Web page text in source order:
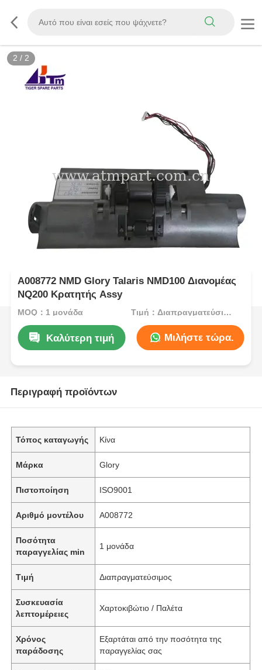
2 / 2
Α008772 NMD Glory Talaris NMD100 Διανομέας
NQ200 Κρατητής Assy
MOQ：1 μονάδα Τιμή：Διαπραγματεύσιμος
Καλύτερη τιμή Μιλήστε τώρα.
Περιγραφή προϊόντων
Τόπος καταγωγής Κίνα
Μάρκα Glory
Πιστοποίηση ISO9001
Αριθμό μοντέλου Α008772
Ποσότητα
παραγγελίας min
1 μονάδα
Τιμή Διαπραγματεύσιμος
Συσκευασία
λεπτομέρειες
Χαρτοκιβώτιο / Παλέτα
Χρόνος
παράδοσης
Εξαρτάται από την ποσότητα της
παραγγελίας σας